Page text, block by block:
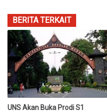
BERITA TERKAIT
UNS Akan Buka Prodi S1